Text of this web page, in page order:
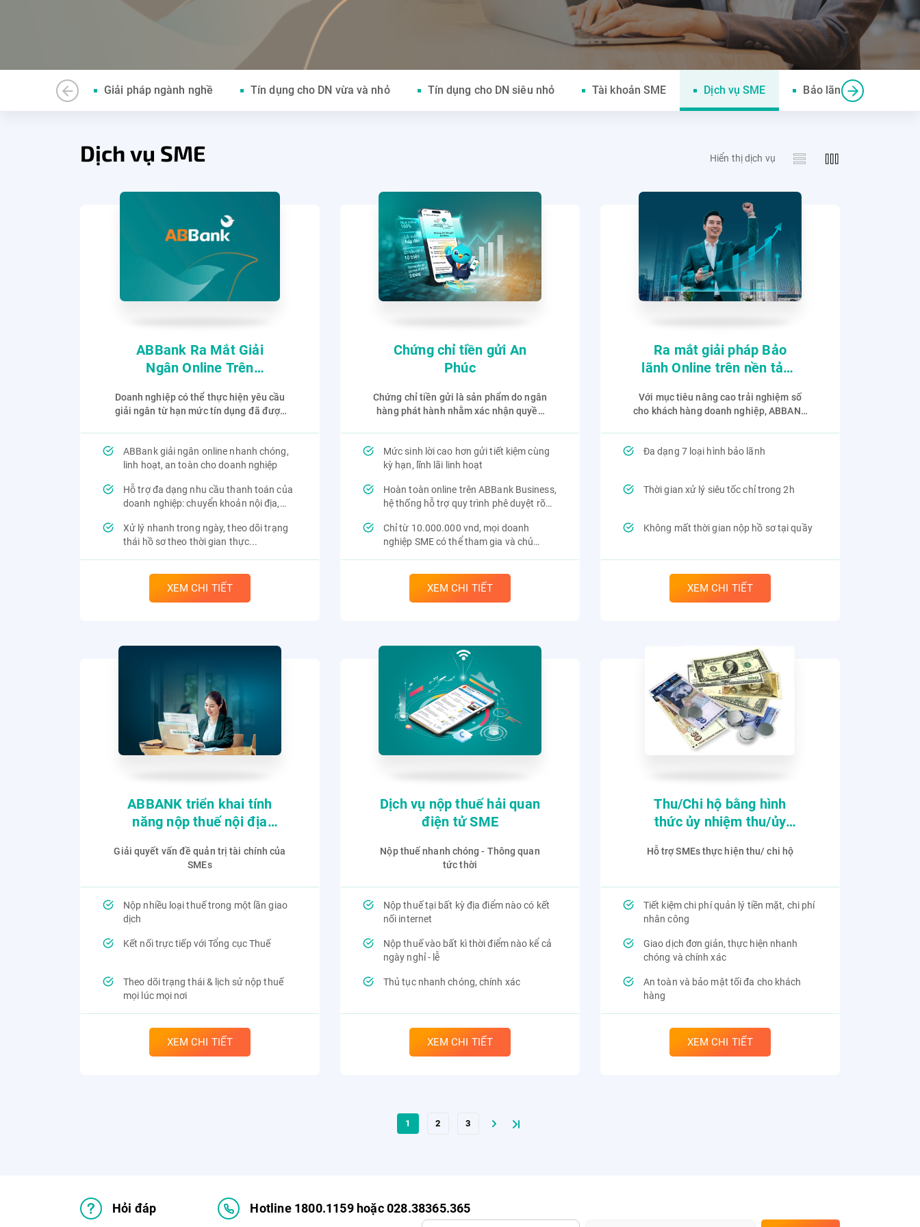
Giải pháp ngành nghề Tín dụng cho DN vừa và nhỏ Tín dụng cho DN siêu nhỏ Tài khoản SME Dịch vụ SME Bảo lãnh và Cam kết
Dịch vụ SME Hiển thị dịch vụ
ABBank Ra Mắt Giải
Ngân Online Trên
Doanh nghiệp có thể thực hiện yêu cầu
giải ngân từ hạn mức tín dụng đã được
sung hồ sơ giấy phức tạp.
ABBank giải ngân online nhanh chóng,
linh hoạt, an toàn cho doanh nghiệp
Hỗ trợ đa dạng nhu cầu thanh toán của
doanh nghiệp: chuyển khoản nội địa,
Xử lý nhanh trong ngày, theo dõi trạng
thái hồ sơ theo thời gian thực...
XEM CHI TIẾT
Chứng chỉ tiền gửi An
Phúc
Chứng chỉ tiền gửi là sản phẩm do ngân
hàng phát hành nhằm xác nhận quyền
lãi suất cố định.
Mức sinh lời cao hơn gửi tiết kiệm cùng
kỳ hạn, lĩnh lãi linh hoạt
Hoàn toàn online trên ABBank Business,
hệ thống hỗ trợ quy trình phê duyệt rõ
Chỉ từ 10.000.000 vnd, mọi doanh
nghiệp SME có thể tham gia và chủ
XEM CHI TIẾT
Ra mắt giải pháp Bảo
lãnh Online trên nền tảng
Business
Với mục tiêu nâng cao trải nghiệm số
cho khách hàng doanh nghiệp, ABBANK
Đa dạng 7 loại hình bảo lãnh
Thời gian xử lý siêu tốc chỉ trong 2h
Không mất thời gian nộp hồ sơ tại quầy
XEM CHI TIẾT
ABBANK triển khai tính
năng nộp thuế nội địa
nghiệp
Giải quyết vấn đề quản trị tài chính của
SMEs
Nộp nhiều loại thuế trong một lần giao
dịch
Kết nối trực tiếp với Tổng cục Thuế
Theo dõi trạng thái & lịch sử nộp thuế
mọi lúc mọi nơi
XEM CHI TIẾT
Dịch vụ nộp thuế hải quan
điện tử SME
Nộp thuế nhanh chóng - Thông quan
tức thời
Nộp thuế tại bất kỳ địa điểm nào có kết
nối internet
Nộp thuế vào bất kì thời điểm nào kể cả
ngày nghỉ - lễ
Thủ tục nhanh chóng, chính xác
XEM CHI TIẾT
Thu/Chi hộ bằng hình
thức ủy nhiệm thu/ủy
Hỗ trợ SMEs thực hiện thu/ chi hộ
Tiết kiệm chi phí quản lý tiền mặt, chi phí
nhân công
Giao dịch đơn giản, thực hiện nhanh
chóng và chính xác
An toàn và bảo mật tối đa cho khách
hàng
XEM CHI TIẾT
1 2 3
Hỏi đáp Hotline 1800.1159 hoặc 028.38365.365